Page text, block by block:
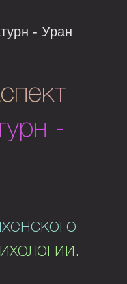
- Уран
-